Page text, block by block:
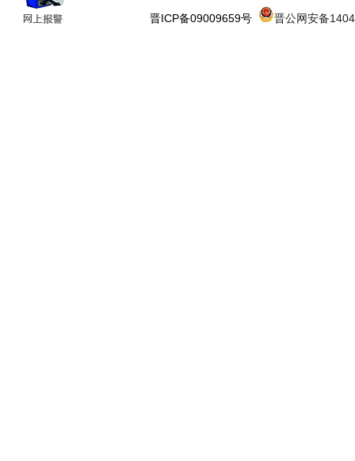
晋ICP备09009659号
晋公网安备